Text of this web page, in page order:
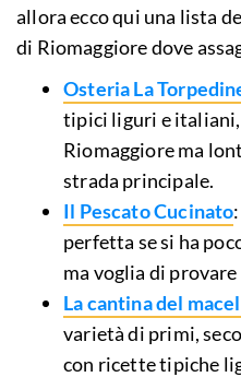
allora ecco qui una lista
di Riomaggiore dove
Osteria La
tipici liguri e italiani,
Riomaggiore ma
strada principale.
Il Pescato Cucinato
perfetta se si ha
ma voglia di
La cantina del
varietà di primi,
con ricette tipiche